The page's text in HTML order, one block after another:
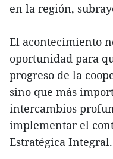
en la región,
El acontecimiento
oportunidad para
progreso de la
sino que más
intercambios
implementar el
Estratégica Integral.